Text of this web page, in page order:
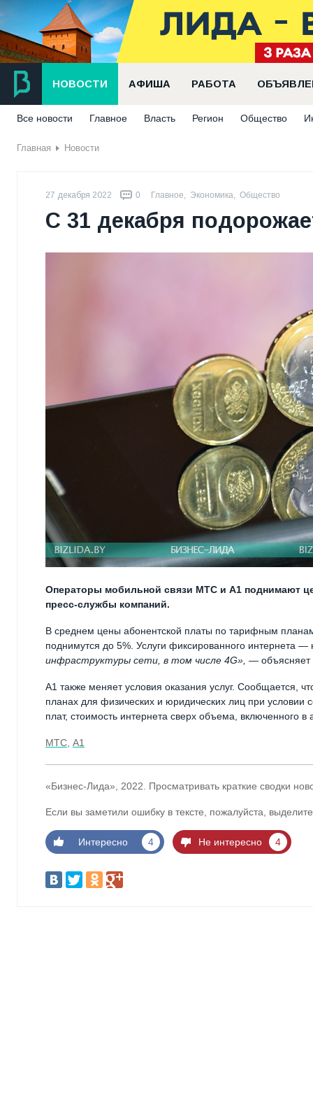
НОВОСТИ АФИША РАБОТА
Все новости Главное Власть Регион Общество
Главная Новости
27 декабря 2022 0 Главное, Экономика, Общество
С 31 декабря
Операторы мобильной связи МТС и А1 поднимают
пресс-службы компаний.
В среднем цены абонентской платы по тарифным
поднимутся до 5%. Услуги фиксированного интернета
инфраструктуры сети, в том числе 4G», —
А1 также меняет условия оказания услуг. Сообщается,
планах для физических и юридических лиц при условии
плат, стоимость интернета сверх объема, включенного
МТС А1
«Бизнес-Лида», 2022. Просматривать краткие сводки
Если вы заметили ошибку в тексте, пожалуйста,
Интересно 4 Не интересно 4